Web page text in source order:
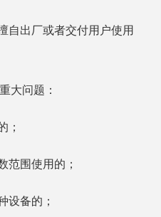
出厂或者交付用户使用
问题：
；
围使用的；
备的；